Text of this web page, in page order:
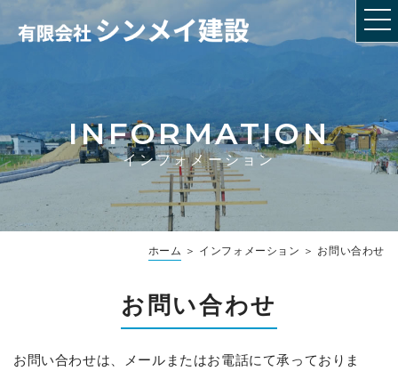
INFORMATION
インフォメーション
ホーム ＞ インフォメーション ＞ お問い合わせ
お問い合わせ
お問い合わせは、メールまたはお電話にて承っておりま